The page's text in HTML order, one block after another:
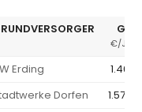
GV
€/
Erding
1.461
Dorfen
1.574